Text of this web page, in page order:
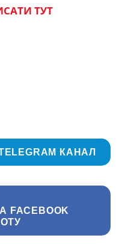
ТУТ
КАНАЛ
FACEBOOK